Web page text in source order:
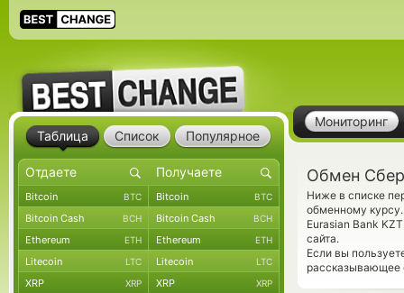
Мониторинг
Обмен
Ниже в списке
обменному
Eurasian Bank
сайта.
Если вы
рассказывающее
Таблица Список Популярное
Bitcoin BTC Bitcoin BTC
Bitcoin Cash BCH Bitcoin Cash BCH
Ethereum ETH Ethereum ETH
Litecoin LTC Litecoin LTC
XRP XRP XRP XRP